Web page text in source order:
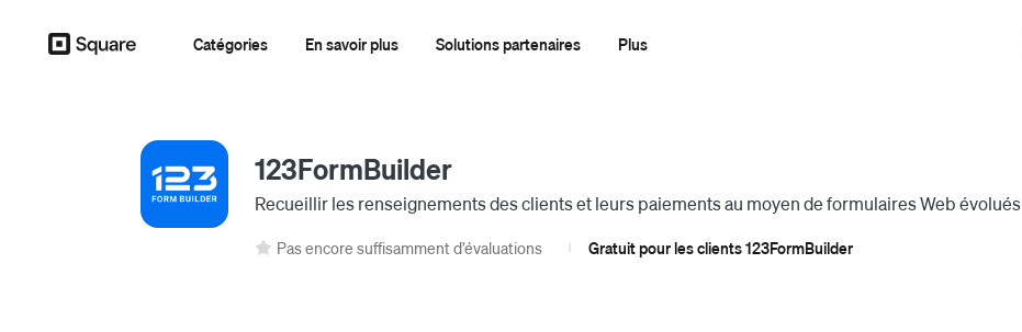
Catégories En savoir plus Solutions partenaires Plus
123FormBuilder
Recueillir les renseignements des clients et leurs paiements au moyen de formulaires Web évolués
Pas encore suffisamment d’évaluations Gratuit pour les clients 123FormBuilder